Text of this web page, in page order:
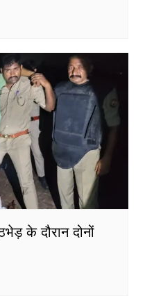
के दौरान दोनों